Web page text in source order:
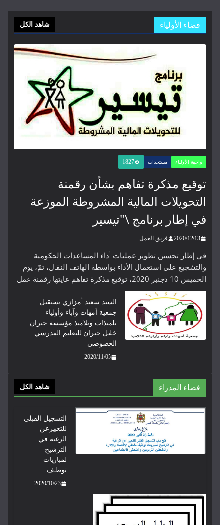
فضاء الأولياء شاهد الكل
واجهة الأولياء مستجدات 1827
توقيع مذكرة تفاهم بشأن رقمنة
التحويلات المالية المشروطة الموزعة
في إطار برنامج \"تيسير
2020/12/13 فريق العمل
في إطار تحسين تطوير عمليات أداء المساعدات الحكومية
والتشجيع على استعمال الأداء بواسطة الهاتف النقال، تمّ، يوم
الخميس 10 دجنبر 2020، توقيع مذكرة تفاهم غايتها رقمنة عمل
السيد سعيد أمزازي يستقبل
جمعية أمهات وآباء وأولياء
تلميذات وتلاميذ مؤسسة جبران
خليل جبران للتعليم المدرسي
الخصوصي
2020/11/05
فضاء المدراء شاهد الكل
التسجيل القبلي
للتعبيرعن
الرغبة في
الترشيح
لمباريات
توظيف
2020/10/23